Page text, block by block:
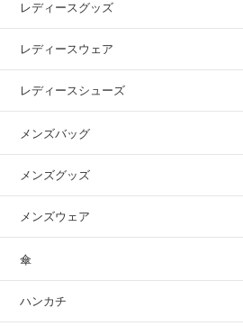
レディースグッズ
レディースウェア
レディースシューズ
メンズバッグ
メンズグッズ
メンズウェア
傘
ハンカチ